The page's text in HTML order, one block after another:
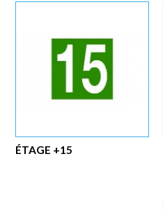
ÉTAGE +15